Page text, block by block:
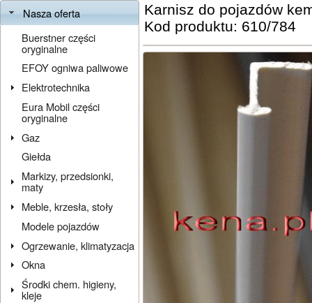
Nasza oferta
Buerstner części
oryginalne
EFOY ogniwa paliwowe
Elektrotechnika
Eura Mobil części
oryginalne
Gaz
Giełda
Markizy, przedsionki,
maty
Meble, krzesła, stoły
Modele pojazdów
Ogrzewanie, klimatyzacja
Okna
Środki chem. higieny,
kleje
Karnisz do pojazdów
Kod produktu: 610/784